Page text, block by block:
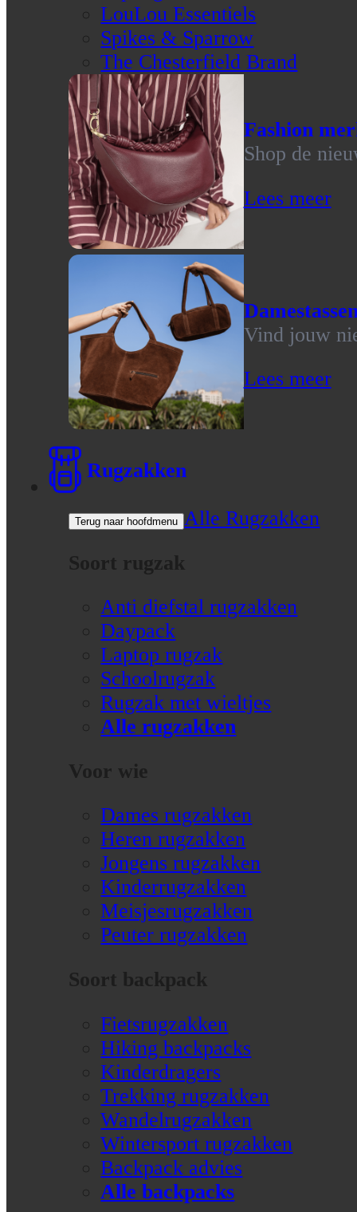
LouLou Essentiels
Spikes & Sparrow
The Chesterfield Brand
Fashion
Shop de
Lees meer
Vind jouw
Lees meer
Rugzakken
Terug naar hoofdmenu Alle Rugzakken
Soort rugzak
Anti diefstal rugzakken
Daypack
Laptop rugzak
Schoolrugzak
Rugzak met wieltjes
Alle rugzakken
Voor wie
Dames rugzakken
Heren rugzakken
Jongens rugzakken
Kinderrugzakken
Meisjesrugzakken
Peuter rugzakken
Soort backpack
Fietsrugzakken
Hiking backpacks
Kinderdragers
Trekking rugzakken
Wandelrugzakken
Wintersport rugzakken
Backpack advies
Alle backpacks